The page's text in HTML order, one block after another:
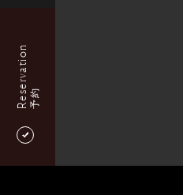
Reservation予約